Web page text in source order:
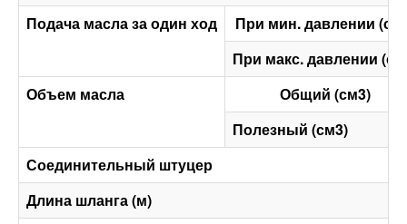
Подача масла за один ход
При мин. давлении
При макс. давлении
Объем масла
Общий (см3)
Полезный (см3)
Соединительный штуцер
Длина шланга (м)